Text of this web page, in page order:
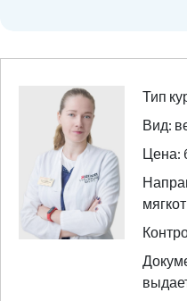
Тип
Вид:
Цена: